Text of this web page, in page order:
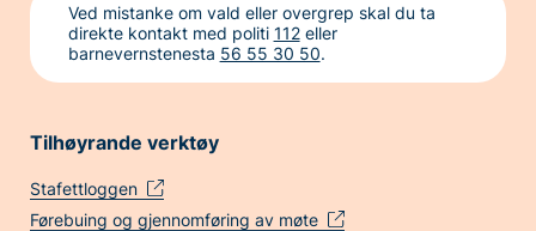
Ved mistanke om vald eller overgrep skal du ta
direkte kontakt med politi 112eller
barnevernstenesta 56 55 30 50.
Tilhøyrande verktøy
Stafettloggen
Førebuing og gjennomføring av møte